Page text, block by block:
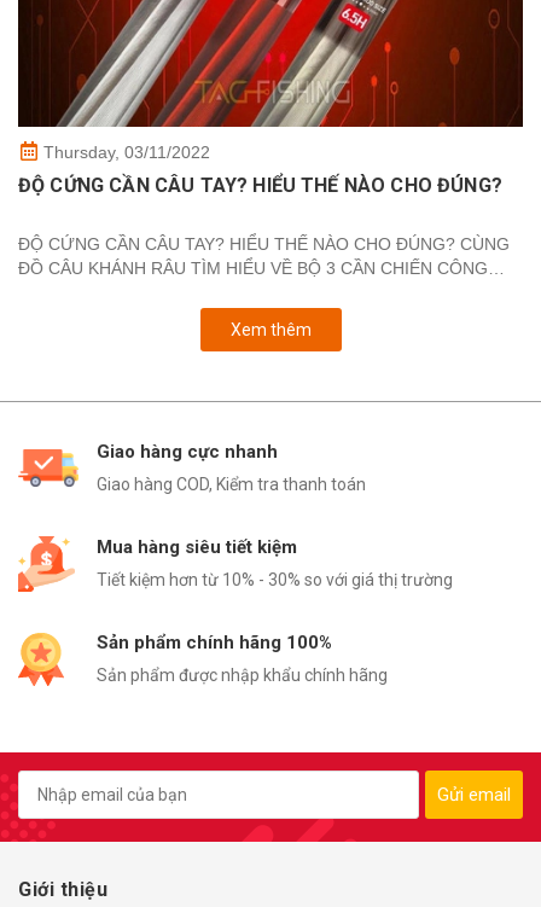
Thursday, 03/11/2022
ĐỘ CỨNG CẦN CÂU TAY? HIỂU THẾ NÀO CHO ĐÚNG?
ĐỘ CỨNG CẦN CÂU TAY? HIỂU THẾ NÀO CHO ĐÚNG? CÙNG
ĐỒ CÂU KHÁNH RÂU TÌM HIỂU VỀ BỘ 3 CẦN CHIẾN CÔNG
Xem thêm
Giao hàng cực nhanh
Giao hàng COD, Kiểm tra thanh toán
Mua hàng siêu tiết kiệm
Tiết kiệm hơn từ 10% - 30% so với giá thị trường
Sản phẩm chính hãng 100%
Sản phẩm được nhập khẩu chính hãng
Gửi email
Giới thiệu